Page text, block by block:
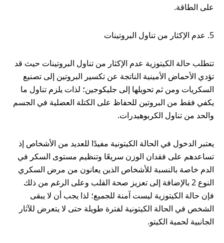
على الطاقة.
5. عدم الإكثار من تناول البروتينات
تتطلب حالة الكيتوزية عدم الإكثار من تناول البروتينات حيث قد
تؤدي الأحماض الأمينية الناتجة عن تكسير البروتين إلى تصنيع
السكريات ومن ثم تحويلها إلى جليكوجين؛ لذات يلزم تناول ما
يكفي فقط من البروتين للحفاظ على الكتلة العضلية في الجسم
والحد من تناول الكربوهيدرات.
يعتبر الدخول في الحالة الكيتونية مفيدًا للعديد من الأشخاص إذ
تساعدهم على فقدان الوزن سريعًا وتنظيم مستوى السكر في
الدم خاصة بالنسبة للأشخاص الذين يعانون من مرض السكري
النوع 2 بالإضافة إلى تعزيز صحة القلب وعلى الرغم من ذلك
فإن حالة الكيتوزية ليست آمنة للجميع؛ لذا يجب أن لا يبقى
الشخص في الحالة الكيتونية لفترة طويلة حتى لا يتعرض للآثار
الجانبية لحمية الكيتو.